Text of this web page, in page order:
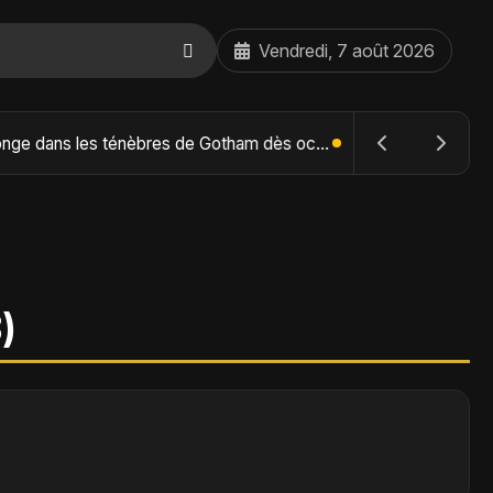
Vendredi, 7 août 2026
The Batman : Part II – Robert Pattinson replonge dans les ténèbres de Gotham dès octobre 2027